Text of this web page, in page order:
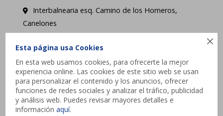

Esta página usa Cookies
En esta web usamos cookies, para ofrecerte la mejor
experiencia online. Las cookies de este sitio web se usan
para personalizar el contenido y los anuncios, ofrecer
funciones de redes sociales y analizar el tráfico, publicidad
y análisis web. Puedes revisar mayores detalles e
informaciónaquí.
Interbalnearia esq. Camino de los Horneros,
Canelones
contacto@jysk.uy
Lunes a Domingo de 10 a 21 hs - Pick up web 3 a
4 días hábiles.
   